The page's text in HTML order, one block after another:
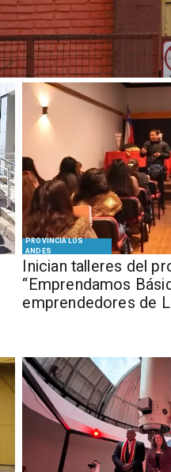
PROVINCIA LOS
ANDES
Inician talleres del
“Emprendamos
emprendedores de